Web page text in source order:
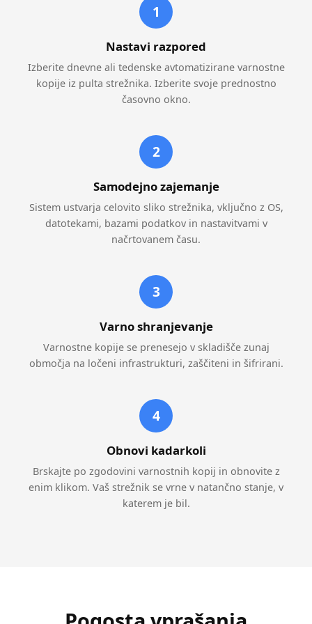
1
Nastavi razpored
Izberite dnevne ali tedenske avtomatizirane varnostne
kopije iz pulta strežnika. Izberite svoje prednostno
časovno okno.
2
Samodejno zajemanje
Sistem ustvarja celovito sliko strežnika, vključno z OS,
datotekami, bazami podatkov in nastavitvami v
načrtovanem času.
3
Varno shranjevanje
Varnostne kopije se prenesejo v skladišče zunaj
območja na ločeni infrastrukturi, zaščiteni in šifrirani.
4
Obnovi kadarkoli
Brskajte po zgodovini varnostnih kopij in obnovite z
enim klikom. Vaš strežnik se vrne v natančno stanje, v
katerem je bil.